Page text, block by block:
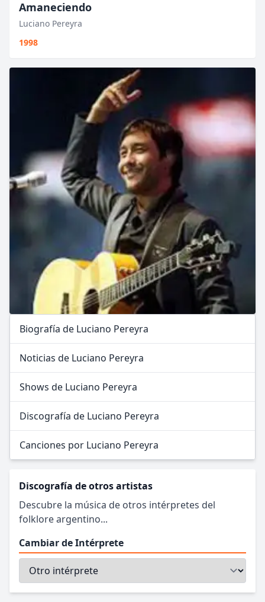
Amaneciendo
Luciano Pereyra
1998
Biografía de Luciano Pereyra
Noticias de Luciano Pereyra
Shows de Luciano Pereyra
Discografía de Luciano Pereyra
Canciones por Luciano Pereyra
Discografía de otros artistas
Descubre la música de otros intérpretes del
folklore argentino...
Cambiar de Intérprete